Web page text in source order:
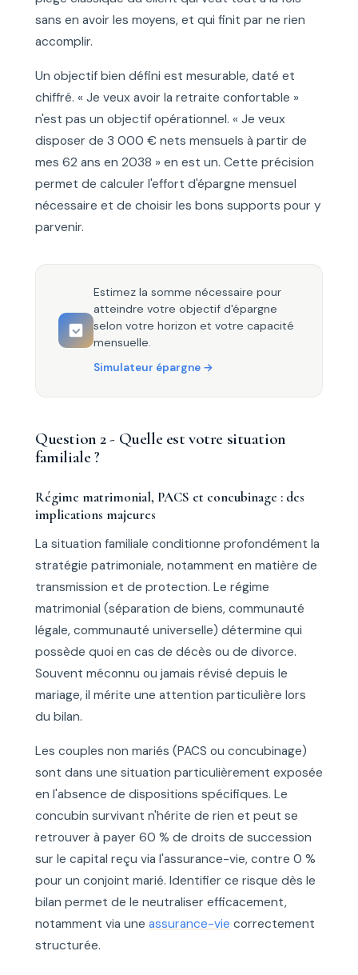
sans en avoir les moyens, et qui finit par ne rien
accomplir.
Un objectif bien défini est mesurable, daté et
chiffré. « Je veux avoir la retraite confortable »
n'est pas un objectif opérationnel. « Je veux
disposer de 3 000 € nets mensuels à partir de
mes 62 ans en 2038 » en est un. Cette précision
permet de calculer l'effort d'épargne mensuel
nécessaire et de choisir les bons supports pour y
parvenir.
Estimez la somme nécessaire pour
atteindre votre objectif d'épargne
selon votre horizon et votre capacité
mensuelle.
Simulateur épargne
Question 2 - Quelle est votre situation
familiale ?
Régime matrimonial, PACS et concubinage : des
implications majeures
La situation familiale conditionne profondément la
stratégie patrimoniale, notamment en matière de
transmission et de protection. Le régime
matrimonial (séparation de biens, communauté
légale, communauté universelle) détermine qui
possède quoi en cas de décès ou de divorce.
Souvent méconnu ou jamais révisé depuis le
mariage, il mérite une attention particulière lors
du bilan.
Les couples non mariés (PACS ou concubinage)
sont dans une situation particulièrement exposée
en l'absence de dispositions spécifiques. Le
concubin survivant n'hérite de rien et peut se
retrouver à payer 60 % de droits de succession
sur le capital reçu via l'assurance-vie, contre 0 %
pour un conjoint marié. Identifier ce risque dès le
bilan permet de le neutraliser efficacement,
notamment via une assurance-vie correctement
structurée.